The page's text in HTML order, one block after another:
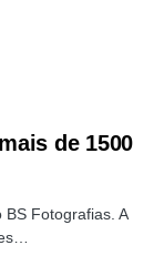
de 1500
Fotografias. A